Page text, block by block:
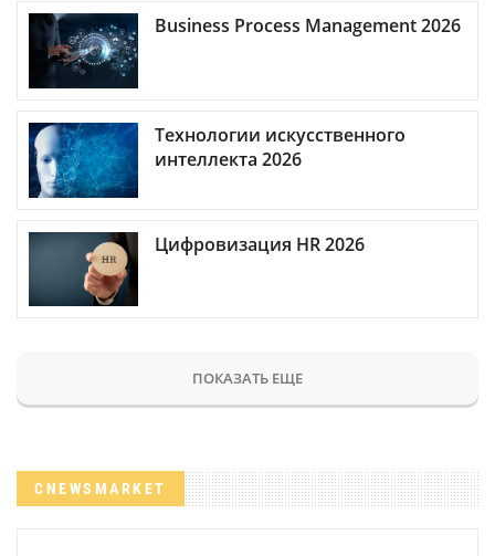
Business Process Management 2026
Технологии искусственного
интеллекта 2026
Цифровизация HR 2026
ПОКАЗАТЬ ЕЩЕ
CNEWSMARKET